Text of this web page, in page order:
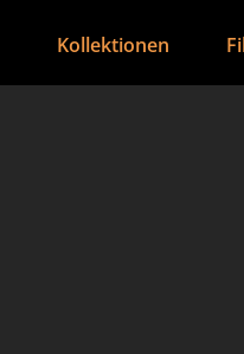
Kollektionen